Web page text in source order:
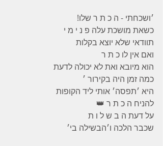
׳ושכחתי - ה כ ת ר שלו!
כשאת מושכת עלה פ נ י מ י
תוודאי שלא יוצא בקלות
ואם אין לו כ ת ר
הוא מיובא ואת לא יכולה לדעת
כמה זמן היה בקירור ׳
היא ׳תפסה׳ אותי ליד הקופות
להניח ה כ ת ר 👑
על דעת ה ב ש ל ו ת
שכבר הלכה ו׳הבשילה בי׳